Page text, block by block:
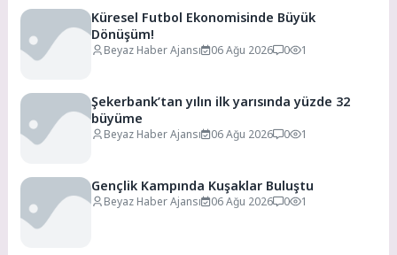
Küresel Futbol Ekonomisinde Büyük
Dönüşüm!
Beyaz Haber Ajansı 06 Ağu 2026 0 1
Şekerbank’tan yılın ilk yarısında yüzde 32
büyüme
Beyaz Haber Ajansı 06 Ağu 2026 0 1
Gençlik Kampında Kuşaklar Buluştu
Beyaz Haber Ajansı 06 Ağu 2026 0 1